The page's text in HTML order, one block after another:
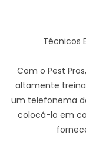
Técnicos
Com o Pest
altamente
um telefonema
colocá-lo em